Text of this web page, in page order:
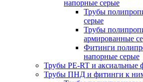
напорные серые
Трубы
серые
Трубы
армированные
Фитинги
напорные серые
Трубы PE-RT и аксиальные
Трубы ПНД и фитинги к